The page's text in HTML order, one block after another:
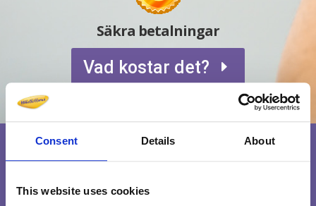
Consent Details About
This website uses cookies
Säkra betalningar
Vad kostar det?